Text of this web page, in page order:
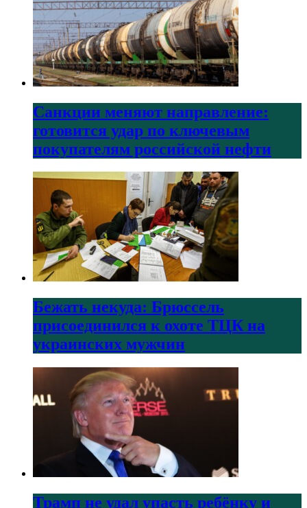
Санкции меняют направление:
готовится удар по ключевым
покупателям российской нефти
Бежать некуда: Брюссель
присоединился к охоте ТЦК на
украинских мужчин
Трамп не удал упасть ребёнку и